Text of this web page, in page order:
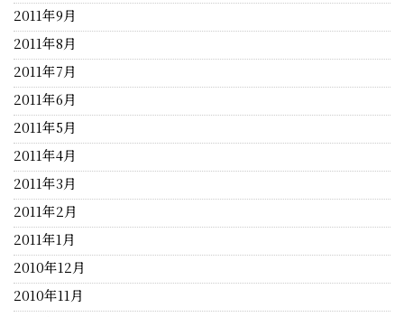
2011年9月
2011年8月
2011年7月
2011年6月
2011年5月
2011年4月
2011年3月
2011年2月
2011年1月
2010年12月
2010年11月